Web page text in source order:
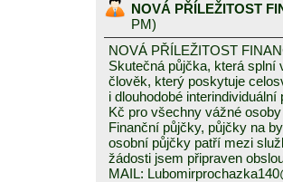
NOVÁ PŘÍLEŽITOST
PM)
NOVÁ PŘÍLEŽITOST
Skutečná půjčka, která
člověk, který poskytuje
i dlouhodobé
Kč pro všechny vážné
Finanční půjčky, půjčky na
osobní půjčky patří mezi
žádosti jsem připraven
MAIL: